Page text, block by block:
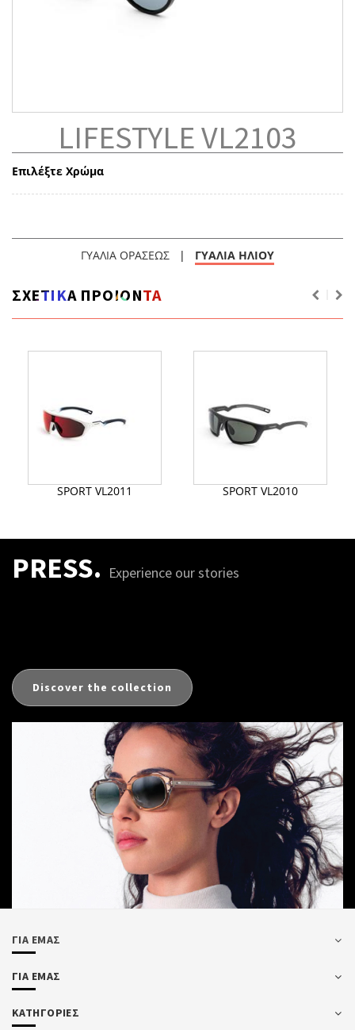
LIFESTYLE VL2103
Επιλέξτε Χρώμα
ΓΥΑΛΙΑ ΟΡΑΣΕΩΣ | ΓΥΑΛΙΑ ΗΛΙΟΥ
ΣΧΕΤΙΚΑ ΠΡΟΙΟΝΤΑ
SPORT VL2011 SPORT VL2010
PRESS. Experience our stories
Discover the collection
ΓΙΑ ΕΜΑΣ
ΓΙΑ ΕΜΑΣ
ΚΑΤΗΓΟΡΙΕΣ